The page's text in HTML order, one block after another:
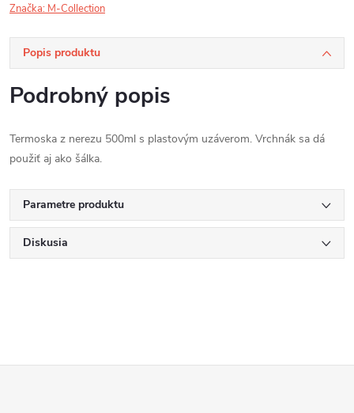
Značka: M-Collection
Popis produktu
Podrobný popis
Termoska z nerezu 500ml s plastovým uzáverom. Vrchnák sa dá
použiť aj ako šálka.
Parametre produktu
Diskusia